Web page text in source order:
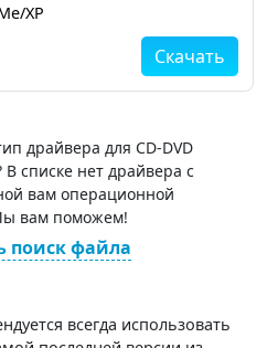
XP
Скачать
драйвера для CD-DVD
В списке нет драйвера с
вам операционной
вам поможем!
поиск файла
всегда использовать